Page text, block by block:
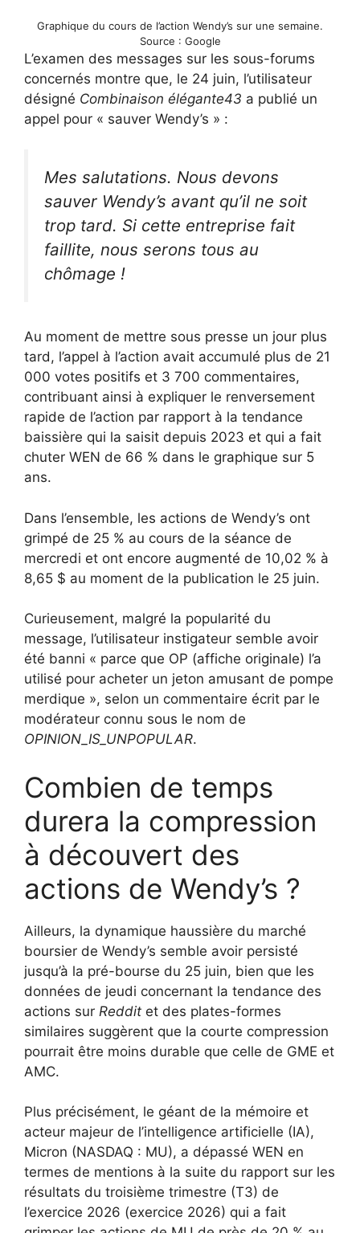
Graphique du cours de l’action Wendy’s sur une semaine.
Source : Google
L’examen des messages sur les sous-forums
concernés montre que, le 24 juin, l’utilisateur
désigné Combinaison élégante43 a publié un
appel pour « sauver Wendy’s » :
Mes salutations. Nous devons
sauver Wendy’s avant qu’il ne soit
trop tard. Si cette entreprise fait
faillite, nous serons tous au
chômage !
Au moment de mettre sous presse un jour plus
tard, l’appel à l’action avait accumulé plus de 21
000 votes positifs et 3 700 commentaires,
contribuant ainsi à expliquer le renversement
rapide de l’action par rapport à la tendance
baissière qui la saisit depuis 2023 et qui a fait
chuter WEN de 66 % dans le graphique sur 5
ans.
Dans l’ensemble, les actions de Wendy’s ont
grimpé de 25 % au cours de la séance de
mercredi et ont encore augmenté de 10,02 % à
8,65 $ au moment de la publication le 25 juin.
Curieusement, malgré la popularité du
message, l’utilisateur instigateur semble avoir
été banni « parce que OP (affiche originale) l’a
utilisé pour acheter un jeton amusant de pompe
merdique », selon un commentaire écrit par le
modérateur connu sous le nom de
OPINION_IS_UNPOPULAR.
Combien de temps
durera la compression
à découvert des
actions de Wendy’s ?
Ailleurs, la dynamique haussière du marché
boursier de Wendy’s semble avoir persisté
jusqu’à la pré-bourse du 25 juin, bien que les
données de jeudi concernant la tendance des
actions sur Reddit et des plates-formes
similaires suggèrent que la courte compression
pourrait être moins durable que celle de GME et
AMC.
Plus précisément, le géant de la mémoire et
acteur majeur de l’intelligence artificielle (IA),
Micron (NASDAQ : MU), a dépassé WEN en
termes de mentions à la suite du rapport sur les
résultats du troisième trimestre (T3) de
l’exercice 2026 (exercice 2026) qui a fait